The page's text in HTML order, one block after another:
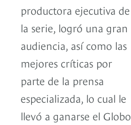
productora ejecutiva de
la serie, logró una gran
audiencia, así como las
mejores críticas por
parte de la prensa
especializada, lo cual le
llevó a ganarse el Globo